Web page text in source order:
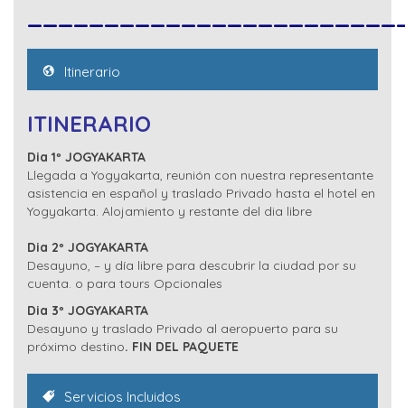
Itinerario
ITINERARIO
Dia 1º JOGYAKARTA
Llegada a Yogyakarta, reunión con nuestra representante
asistencia en español y traslado Privado hasta el hotel en
Yogyakarta. Alojamiento y restante del dia libre
Dia 2º JOGYAKARTA
Desayuno, – y día libre para descubrir la ciudad por su
cuenta. o para tours Opcionales
Dia 3º JOGYAKARTA
Desayuno y traslado Privado al aeropuerto para su
próximo destino. FIN DEL PAQUETE
Servicios Incluidos